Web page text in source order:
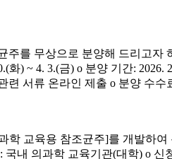
를 무상으로 분양해 드리고자
) ~ 4. 3.(금) o 분양 기간: 2026.
련 서류 온라인 제출 o 분양 수수
교육용 참조균주]를 개발하
내 의과학 교육기관(대학) o 신